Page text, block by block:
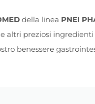
della linea PNEI
altri preziosi
benessere